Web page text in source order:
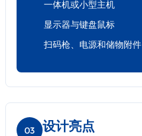
一体机或小型主机
显示器与键盘鼠标
扫码枪、电源和储物附件
03 设计亮点